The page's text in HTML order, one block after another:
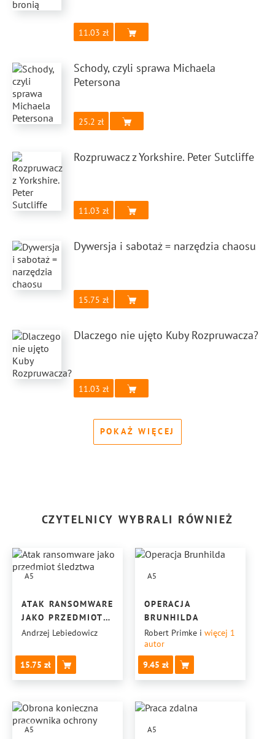
11.03
Schody, czyli sprawa Michaela
Petersona
25.2
Rozpruwacz z Yorkshire. Peter Sutcliffe
11.03
Dywersja i sabotaż = narzędzia chaosu
15.75
Dlaczego nie ujęto Kuby Rozpruwacza?
11.03
POKAŻ WIĘCEJ
CZYTELNICY WYBRALI RÓWNIEŻ
A5
ATAK RANSOMWARE
JAKO PRZEDMIOT
ŚLEDZTWA
Andrzej Lebiedowicz
15.75
A5
OPERACJA
BRUNHILDA
Robert Primke i więcej 1
autor
9.45
A5 A5